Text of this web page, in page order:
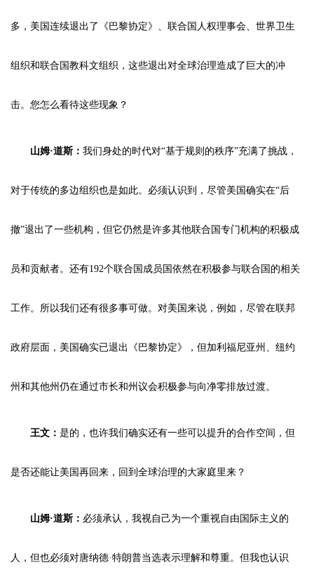
多，美国连续退出了《巴黎协定》、联合国人权理事会、世界卫生
组织和联合国教科文组织，这些退出对全球治理造成了巨大的冲
击。您怎么看待这些现象？
山姆·道斯： 我们身处的时代对“基于规则的秩序”充满了挑战，
对于传统的多边组织也是如此。必须认识到，尽管美国确实在“后
撤”退出了一些机构，但它仍然是许多其他联合国专门机构的积极成
员和贡献者。还有192个联合国成员国依然在积极参与联合国的相关
工作。所以我们还有很多事可做。对美国来说，例如，尽管在联邦
政府层面，美国确实已退出《巴黎协定》，但加利福尼亚州、纽约
州和其他州仍在通过市长和州议会积极参与向净零排放过渡。
王文： 是的，也许我们确实还有一些可以提升的合作空间，但
是否还能让美国再回来，回到全球治理的大家庭里来？
山姆·道斯： 必须承认，我视自己为一个重视自由国际主义的
人，但也必须对唐纳德·特朗普当选表示理解和尊重。但我也认识